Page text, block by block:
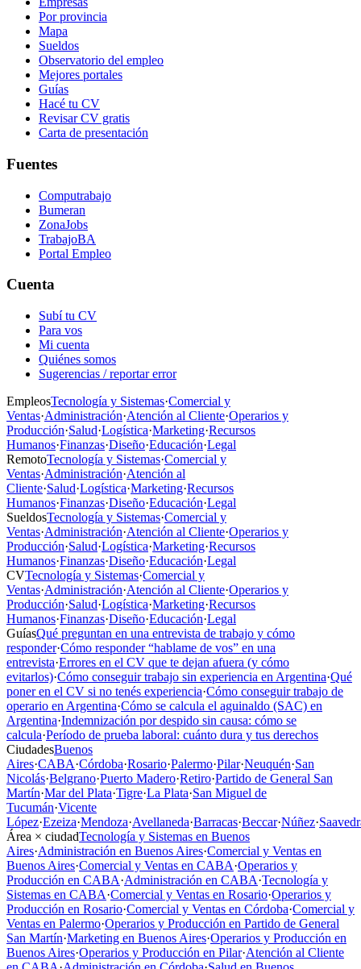
Por provincia
Mapa
Sueldos
Observatorio del empleo
Mejores portales
Guías
Hacé tu CV
Revisar CV gratis
Carta de presentación
Fuentes
Computrabajo
Bumeran
ZonaJobs
TrabajoBA
Portal Empleo
Cuenta
Subí tu CV
Para vos
Mi cuenta
Quiénes somos
Sugerencias / reportar error
EmpleosTecnología y Sistemas·Comercial y
Ventas·Administración·Atención al Cliente·Operarios y
Producción·Salud·Logística·Marketing·Recursos
Humanos·Finanzas·Diseño·Educación·Legal
RemotoTecnología y Sistemas·Comercial y
Ventas·Administración·Atención al
Cliente·Salud·Logística·Marketing·Recursos
Humanos·Finanzas·Diseño·Educación·Legal
SueldosTecnología y Sistemas·Comercial y
Ventas·Administración·Atención al Cliente·Operarios y
Producción·Salud·Logística·Marketing·Recursos
Humanos·Finanzas·Diseño·Educación·Legal
CVTecnología y Sistemas·Comercial y
Ventas·Administración·Atención al Cliente·Operarios y
Producción·Salud·Logística·Marketing·Recursos
Humanos·Finanzas·Diseño·Educación·Legal
GuíasQué preguntan en una entrevista de trabajo y cómo
responder·Cómo responder “hablame de vos” en una
entrevista·Errores en el CV que te dejan afuera (y cómo
evitarlos)·Cómo conseguir trabajo sin experiencia en Argentina·Qué
poner en el CV si no tenés experiencia·Cómo conseguir trabajo de
operario en Argentina·Cómo se calcula el aguinaldo (SAC) en
Argentina·Indemnización por despido sin causa: cómo se
calcula·Período de prueba laboral: cuánto dura y tus derechos
CiudadesBuenos
Aires·CABA·Córdoba·Rosario·Palermo·Pilar·Neuquén·San
Nicolás·Belgrano·Puerto Madero·Retiro·Partido de General San
Martín·Mar del Plata·Tigre·La Plata·San Miguel de
Tucumán·Vicente
López·Ezeiza·Mendoza·Avellaneda·Barracas·Beccar·Núñez·
Área × ciudadTecnología y Sistemas en Buenos
Aires·Administración en Buenos Aires·Comercial y Ventas en
Buenos Aires·Comercial y Ventas en CABA·Operarios y
Producción en CABA·Administración en CABA·Tecnología y
Sistemas en CABA·Comercial y Ventas en Rosario·Operarios y
Producción en Rosario·Comercial y Ventas en Córdoba·Comercial y
Ventas en Palermo·Operarios y Producción en Partido de General
San Martín·Marketing en Buenos Aires·Operarios y Producción en
Buenos Aires·Operarios y Producción en Pilar·Atención al Cliente